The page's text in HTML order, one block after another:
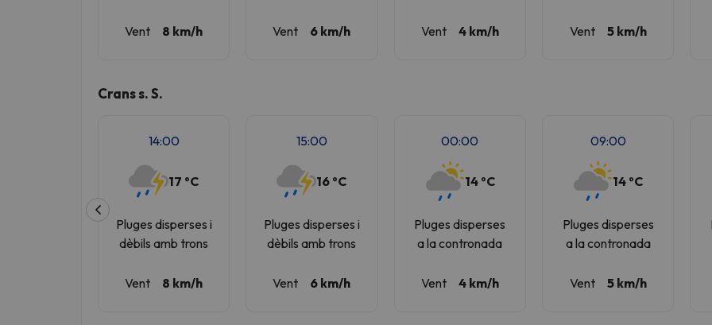
Vent 8 km/h Vent 6 km/h Vent 4 km/h Vent 5 km/h
Crans s. S.
14:00
17 ºC
Pluges disperses i
dèbils amb trons
Vent 8 km/h
15:00
16 ºC
Pluges disperses i
dèbils amb trons
Vent 6 km/h
00:00
14 ºC
Pluges disperses
a la contronada
Vent 4 km/h
09:00
14 ºC
Pluges disperses
a la contronada
Vent 5 km/h